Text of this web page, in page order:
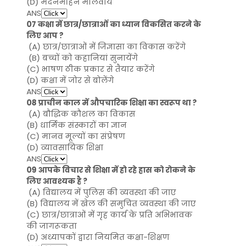
ANS
07 कक्षा में छात्र/छात्राओं का ध्यान विकसित करने के
लिए आप ?
(A) छात्र/छात्राओं में जिज्ञासा का विकास करेंगे
(B) बच्चों को कहानियां सुनायेंगे
(C) भाषण ठीक प्रकार से तैयार करेंगे
(D) कक्षा में जोर से बोलेंगे
ANS
08 प्राचीन काल में औपचारिक शिक्षा का स्वरूप था ?
(A) बौद्धिक कौशल का विकास
(B) धार्मिक संस्कारों का ज्ञान
(C) मानव मूल्यों का संप्रेषण
(D) व्यावसायिक शिक्षा
ANS
09 आपके विचार से शिक्षा में हो रहे ह्रास को रोकने के
लिए आवश्यक है ?
(A) विद्यालय में पुलिस की व्यवस्था की जाए
(B) विद्यालय में खेल की समुचित व्यवस्था की जाए
(C) छात्र/छात्राओं में गृह कार्य के प्रति अभिभावक
की जागरूकता
(D) अध्यापकों द्वारा नियमित कक्षा-शिक्षण